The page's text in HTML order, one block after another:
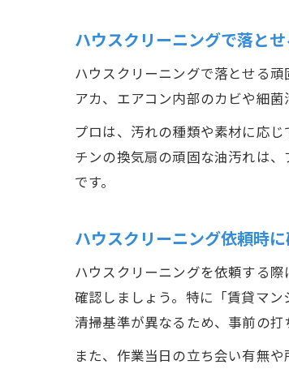
ハウスクリーニングで落と
ハウスクリーニングで落とせる
アカ、エアコン内部のカビや細
プロは、汚れの種類や素材に応
チンの換気扇の頑固な油汚れは
です。
ハウスクリーニング依頼時
ハウスクリーニングを依頼する
確認しましょう。特に「賃貸マ
清掃基準が異なるため、事前の打
また、作業当日の立ち会い有無